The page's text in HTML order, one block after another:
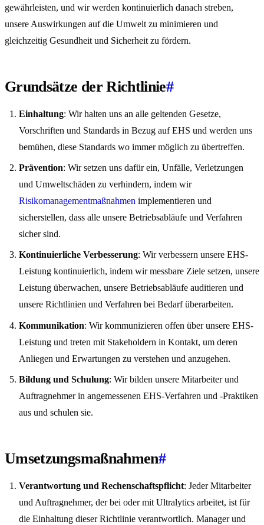
gewährleisten, und wir werden kontinuierlich danach streben,
unsere Auswirkungen auf die Umwelt zu minimieren und
gleichzeitig Gesundheit und Sicherheit zu fördern.
Grundsätze der Richtlinie#
Einhaltung: Wir halten uns an alle geltenden Gesetze,
Vorschriften und Standards in Bezug auf EHS und werden uns
bemühen, diese Standards wo immer möglich zu übertreffen.
Prävention: Wir setzen uns dafür ein, Unfälle, Verletzungen
und Umweltschäden zu verhindern, indem wir
Risikomanagementmaßnahmen implementieren und
sicherstellen, dass alle unsere Betriebsabläufe und Verfahren
sicher sind.
Kontinuierliche Verbesserung: Wir verbessern unsere EHS-
Leistung kontinuierlich, indem wir messbare Ziele setzen, unsere
Leistung überwachen, unsere Betriebsabläufe auditieren und
unsere Richtlinien und Verfahren bei Bedarf überarbeiten.
Kommunikation: Wir kommunizieren offen über unsere EHS-
Leistung und treten mit Stakeholdern in Kontakt, um deren
Anliegen und Erwartungen zu verstehen und anzugehen.
Bildung und Schulung: Wir bilden unsere Mitarbeiter und
Auftragnehmer in angemessenen EHS-Verfahren und -Praktiken
aus und schulen sie.
Umsetzungsmaßnahmen#
Verantwortung und Rechenschaftspflicht: Jeder Mitarbeiter
und Auftragnehmer, der bei oder mit Ultralytics arbeitet, ist für
die Einhaltung dieser Richtlinie verantwortlich. Manager und